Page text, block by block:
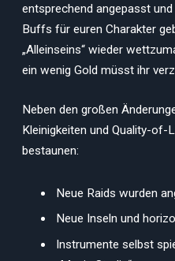
entsprechend angepasst
Buffs für euren Charakter
„Alleinseins“ wieder
ein wenig Gold müsst ihr
Neben den großen
Kleinigkeiten und Quality-of-
bestaunen:
Neue Raids wurden
Neue Inseln und
Instrumente selbst